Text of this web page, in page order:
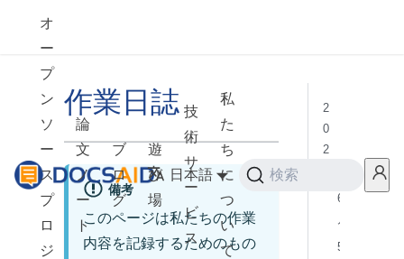
オ
ー
プ
ン
ソ
ー
ス
プ
ロ
ジ
論
文
ノ
ー
ト
ブ
ロ
グ
遊
び
場
技
術
サ
ー
ビ
ス
私
た
ち
に
つ
い
て
日本語 検索
作業日誌
備考
このページは私たちの作業
内容を記録するためのもの
2
0
2
6
月
5